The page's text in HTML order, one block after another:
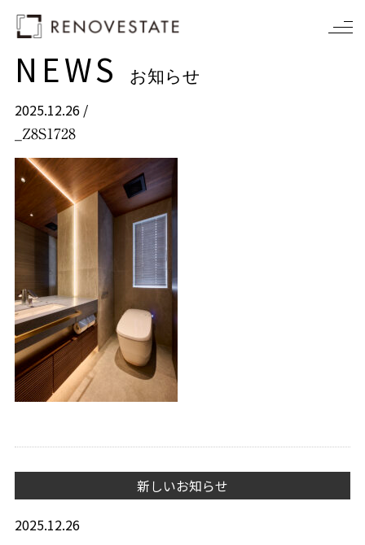
NEWS お知らせ
2025.12.26 /
_Z8S1728
新しいお知らせ
2025.12.26